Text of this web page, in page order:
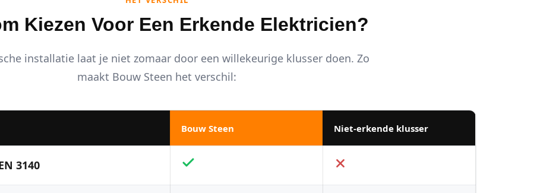
Kiezen Voor Een Erkende Elektricien?
installatie laat je niet zomaar door een willekeurige klusser doen. Zo
maakt Bouw Steen het verschil:
Bouw Steen Niet-erkende klusser
3140